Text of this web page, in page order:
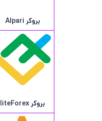
بروکر Alpari
بروکر liteForex